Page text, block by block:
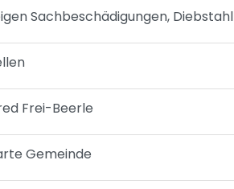
Sachbeschädigungen, Diebstahl
Frei-Beerle
Gemeinde